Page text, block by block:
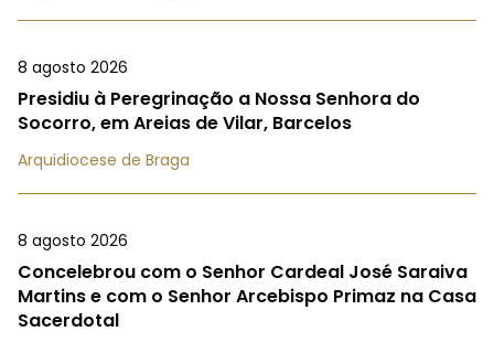
8 agosto 2026
Presidiu à Peregrinação a Nossa Senhora do
Socorro, em Areias de Vilar, Barcelos
Arquidiocese de Braga
8 agosto 2026
Concelebrou com o Senhor Cardeal José Saraiva
Martins e com o Senhor Arcebispo Primaz na Casa
Sacerdotal